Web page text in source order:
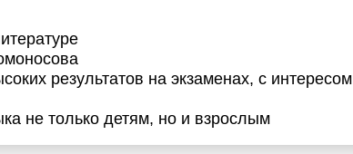
результатов на экзаменах, с интересом
не только детям, но и взрослым